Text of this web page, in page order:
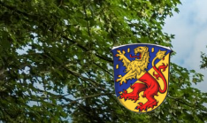
Zum
Inhalt
springen